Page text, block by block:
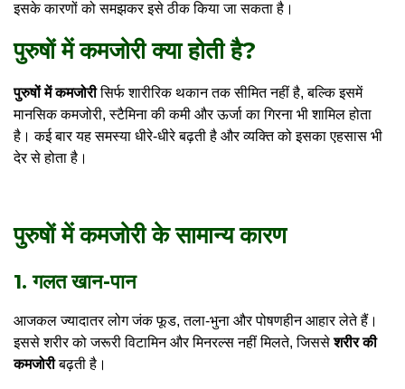
इसके कारणों को समझकर इसे ठीक किया जा सकता है।
पुरुषों में कमजोरी क्या होती है?
पुरुषों में कमजोरीसिर्फ शारीरिक थकान तक सीमित नहीं है, बल्कि इसमें
मानसिक कमजोरी, स्टैमिना की कमी और ऊर्जा का गिरना भी शामिल होता
है। कई बार यह समस्या धीरे-धीरे बढ़ती है और व्यक्ति को इसका एहसास भी
देर से होता है।
पुरुषों में कमजोरी के सामान्य कारण
1. गलत खान-पान
आजकल ज्यादातर लोग जंक फूड, तला-भुना और पोषणहीन आहार लेते हैं।
इससे शरीर को जरूरी विटामिन और मिनरल्स नहीं मिलते, जिससेशरीर की
कमजोरीबढ़ती है।